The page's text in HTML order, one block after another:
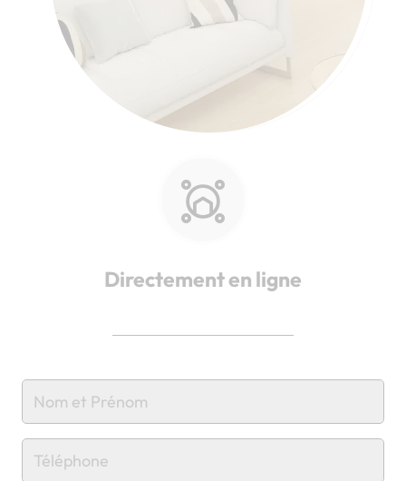
Directement en ligne